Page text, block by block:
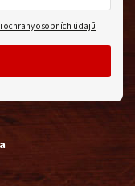
osobních údajů